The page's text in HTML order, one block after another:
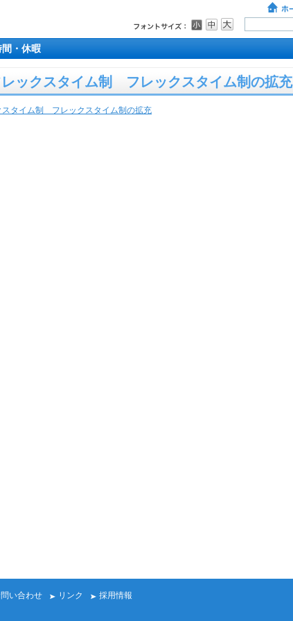
・休暇
ックスタイム制 フレックスタイム制の拡充
タイム制 フレックスタイム制の拡充
い合わせ リンク
採用情報